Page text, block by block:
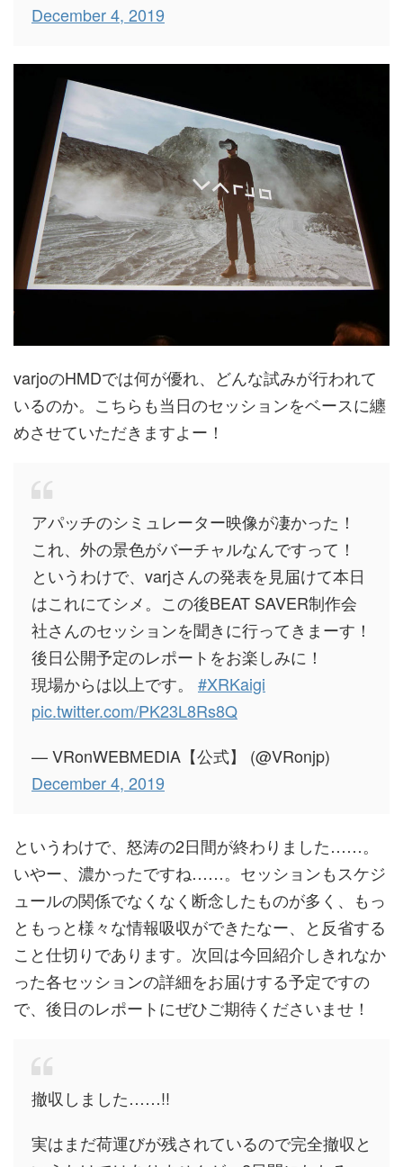
December 4, 2019
varjoのHMDでは何が優れ、どんな試みが行われて
いるのか。こちらも当日のセッションをベースに纏
めさせていただきますよー！
アパッチのシミュレーター映像が凄かった！
これ、外の景色がバーチャルなんですって！
というわけで、varjさんの発表を見届けて本日
はこれにてシメ。この後BEAT SAVER制作会
社さんのセッションを聞きに行ってきまーす！
後日公開予定のレポートをお楽しみに！
現場からは以上です。 #XRKaigi
pic.twitter.com/PK23L8Rs8Q
— VRonWEBMEDIA【公式】 (@VRonjp)
December 4, 2019
というわけで、怒涛の2日間が終わりました……。
いやー、濃かったですね……。セッションもスケジ
ュールの関係でなくなく断念したものが多く、もっ
ともっと様々な情報吸収ができたなー、と反省する
こと仕切りであります。次回は今回紹介しきれなか
った各セッションの詳細をお届けする予定ですの
で、後日のレポートにぜひご期待くださいませ！
撤収しました……!!
実はまだ荷運びが残されているので完全撤収と